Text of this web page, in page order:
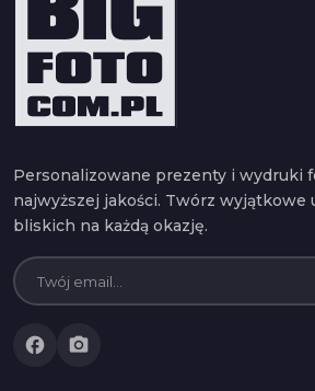
Personalizowane prezenty i wydruki
najwyższej jakości. Twórz wyjątkowe
bliskich na każdą okazję.
facebook photo_camera